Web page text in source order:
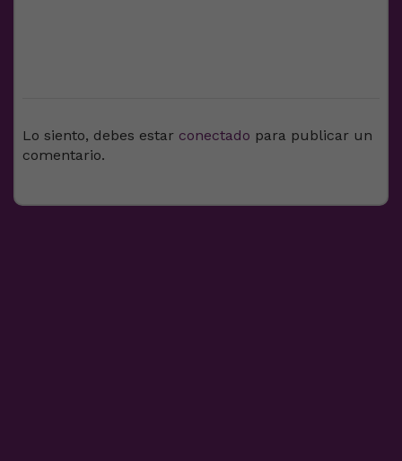
Lo siento, debes estar conectado para publicar un
comentario.